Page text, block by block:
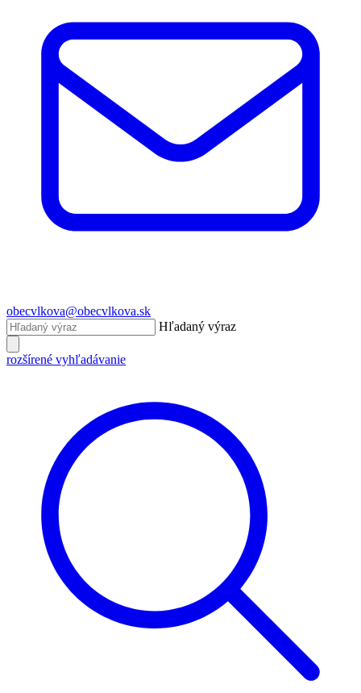
obecvlkova@obecvlkova.sk
Hľadaný výraz
rozšírené vyhľadávanie